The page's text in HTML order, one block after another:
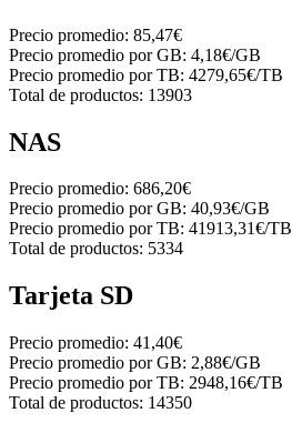
Precio promedio: 85,47€
Precio promedio por GB: 4,18€/GB
Precio promedio por TB: 4279,65€/TB
Total de productos: 13903
NAS
Precio promedio: 686,20€
Precio promedio por GB: 40,93€/GB
Precio promedio por TB: 41913,31€/TB
Total de productos: 5334
Tarjeta SD
Precio promedio: 41,40€
Precio promedio por GB: 2,88€/GB
Precio promedio por TB: 2948,16€/TB
Total de productos: 14350